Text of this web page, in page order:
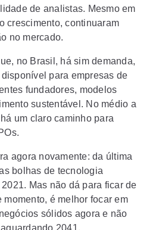
de analistas. Mesmo em
crescimento, continuaram
no mercado.
no Brasil, há sim demanda,
para empresas de
fundadores, modelos
sustentável. No médio a
um claro caminho para
agora novamente: da última
bolhas de tecnologia
Mas não dá para ficar de
momento, é melhor focar em
sólidos agora e não
2041.